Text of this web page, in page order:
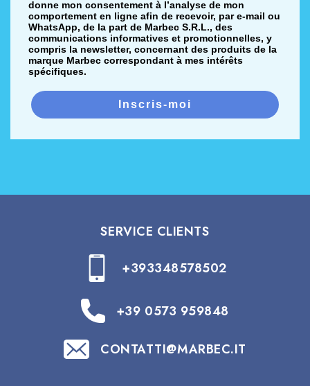
donne mon consentement à l’analyse de mon
comportement en ligne afin de recevoir, par e-mail ou
WhatsApp, de la part de Marbec S.R.L., des
communications informatives et promotionnelles, y
compris la newsletter, concernant des produits de la
marque Marbec correspondant à mes intérêts
spécifiques.
Inscris-moi
SERVICE CLIENTS
+393348578502
+39 0573 959848
CONTATTI@MARBEC.IT